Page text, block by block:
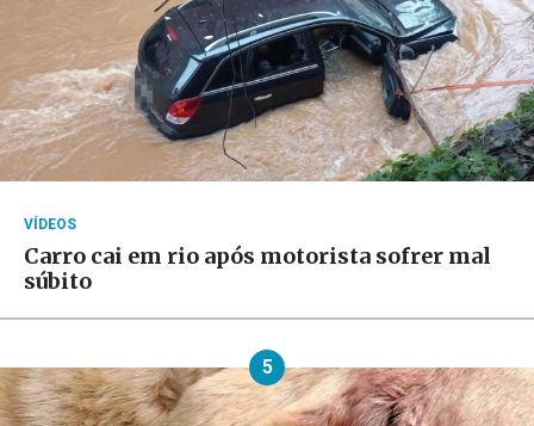
VÍDEOS
Carro cai em rio após motorista sofrer mal
súbito
5